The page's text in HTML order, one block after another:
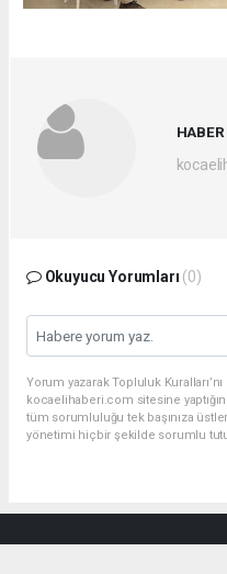
Okuyucu Yorumları (0)
Yorum yazarak Topluluk
kocaelihaberi.com sitesine
tüm sorumluluğu tek başınıza
yönetimi hiçbir şekilde sorumlu